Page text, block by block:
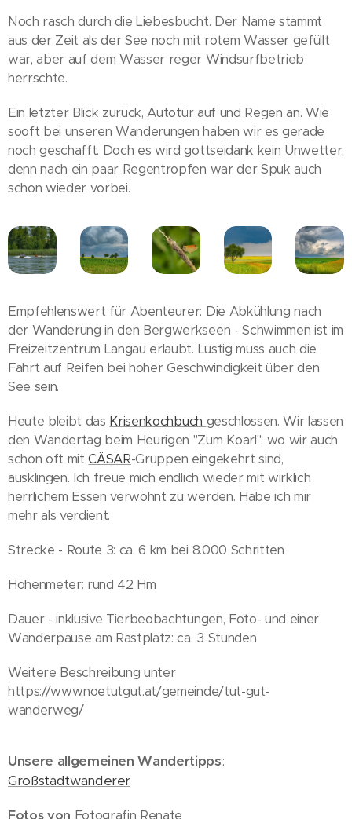
Noch rasch durch die Liebesbucht. Der Name stammt
aus der Zeit als der See noch mit rotem Wasser gefüllt
war, aber auf dem Wasser reger Windsurfbetrieb
herrschte.
Ein letzter Blick zurück, Autotür auf und Regen an. Wie
sooft bei unseren Wanderungen haben wir es gerade
noch geschafft. Doch es wird gottseidank kein Unwetter,
denn nach ein paar Regentropfen war der Spuk auch
schon wieder vorbei.
Empfehlenswert für Abenteurer: Die Abkühlung nach
der Wanderung in den Bergwerkseen - Schwimmen ist im
Freizeitzentrum Langau erlaubt. Lustig muss auch die
Fahrt auf Reifen bei hoher Geschwindigkeit über den
See sein.
Heute bleibt das Krisenkochbuch geschlossen. Wir lassen
den Wandertag beim Heurigen "Zum Koarl", wo wir auch
schon oft mitCÄSAR-Gruppen eingekehrt sind,
ausklingen. Ich freue mich endlich wieder mit wirklich
herrlichem Essen verwöhnt zu werden. Habe ich mir
mehr als verdient.
Strecke - Route 3: ca. 6 km bei 8.000 Schritten
Höhenmeter: rund 42 Hm
Dauer - inklusive Tierbeobachtungen, Foto- und einer
Wanderpause am Rastplatz: ca. 3 Stunden
Weitere Beschreibung unter
https://www.noetutgut.at/gemeinde/tut-gut-
wanderweg/
Unsere allgemeinen Wandertipps:
Großstadtwanderer
Fotos von Fotografin Renate